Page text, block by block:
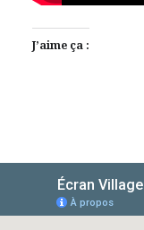
J’aime ça :
AlloCiné